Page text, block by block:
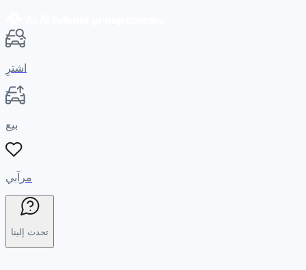
اشترِ
بيع
مرآبي
تحدث إلينا